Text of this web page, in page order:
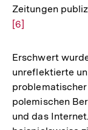
Zeitungen
[6]
Erschwert
unreflektierte
polemischen
und das